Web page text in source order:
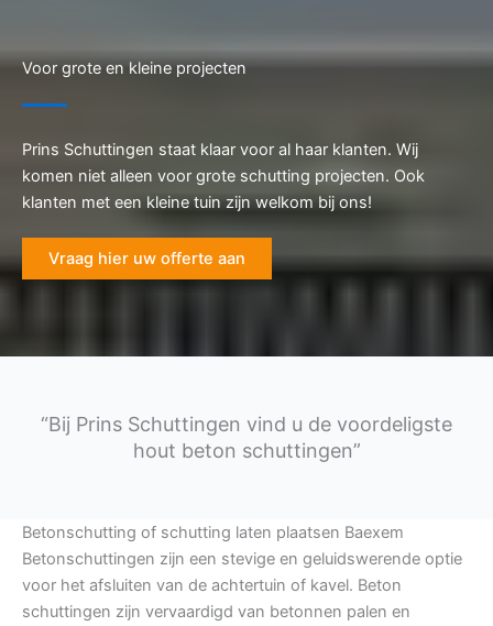
Voor grote en kleine projecten
Prins Schuttingen staat klaar voor al haar klanten. Wij
komen niet alleen voor grote schutting projecten. Ook
klanten met een kleine tuin zijn welkom bij ons!
Vraag hier uw offerte aan
“Bij Prins Schuttingen vind u de voordeligste
hout beton schuttingen”
Betonschutting of schutting laten plaatsen Baexem
Betonschuttingen zijn een stevige en geluidswerende optie
voor het afsluiten van de achtertuin of kavel. Beton
schuttingen zijn vervaardigd van betonnen palen en